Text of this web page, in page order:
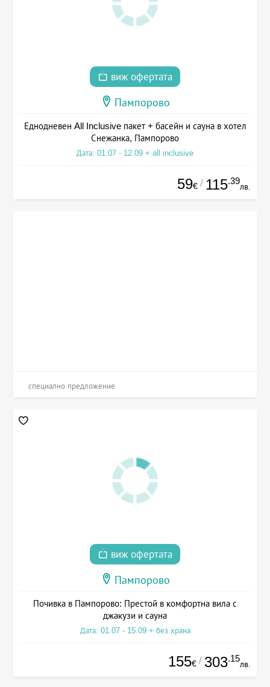
виж офертата
Пампорово
Еднодневен All Inclusive пакет + басейн и сауна в хотел
Снежанка, Пампорово
Дата: 01.07 - 12.09 + all inclusive
59€ / 115.39
лв.
специално предложение
виж офертата
Пампорово
Почивка в Пампорово: Престой в комфортна вила с
джакузи и сауна
Дата: 01.07 - 15.09 + без храна
155€ / 303.15
лв.